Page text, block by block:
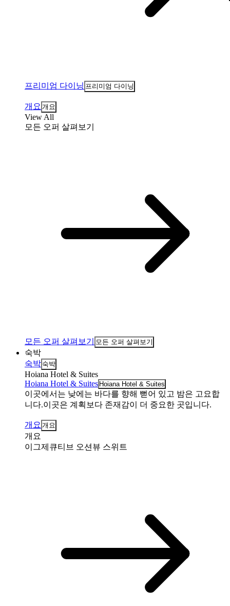
프리미엄 다이닝 프리미엄 다이닝
개요 개요
View All
모든 오퍼 살펴보기
모든 오퍼 살펴보기 모든 오퍼 살펴보기
숙박
숙박 숙박
Hoiana Hotel & Suites
Hoiana Hotel & Suites Hoiana Hotel & Suites
이곳에서는 낮에는 바다를 향해 뻗어 있고 밤은 고요합
니다.이곳은 계획보다 존재감이 더 중요한 곳입니다.
개요 개요
개요
이그제큐티브 오션뷰 스위트